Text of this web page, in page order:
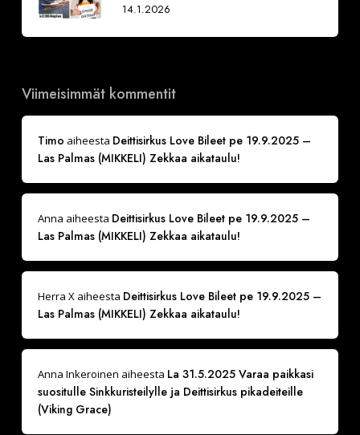
14.1.2026
Viimeisimmät kommentit
Timo aiheesta Deittisirkus Love Bileet pe 19.9.2025 –
Las Palmas (MIKKELI) Zekkaa aikataulu!
Anna aiheesta Deittisirkus Love Bileet pe 19.9.2025 –
Las Palmas (MIKKELI) Zekkaa aikataulu!
Herra Xaiheesta Deittisirkus Love Bileet pe 19.9.2025 –
Las Palmas (MIKKELI) Zekkaa aikataulu!
Anna Inkeroinen aiheesta La 31.5.2025 Varaa paikkasi
suositulle Sinkkuristeilylle ja Deittisirkus pikadeiteille
(Viking Grace)